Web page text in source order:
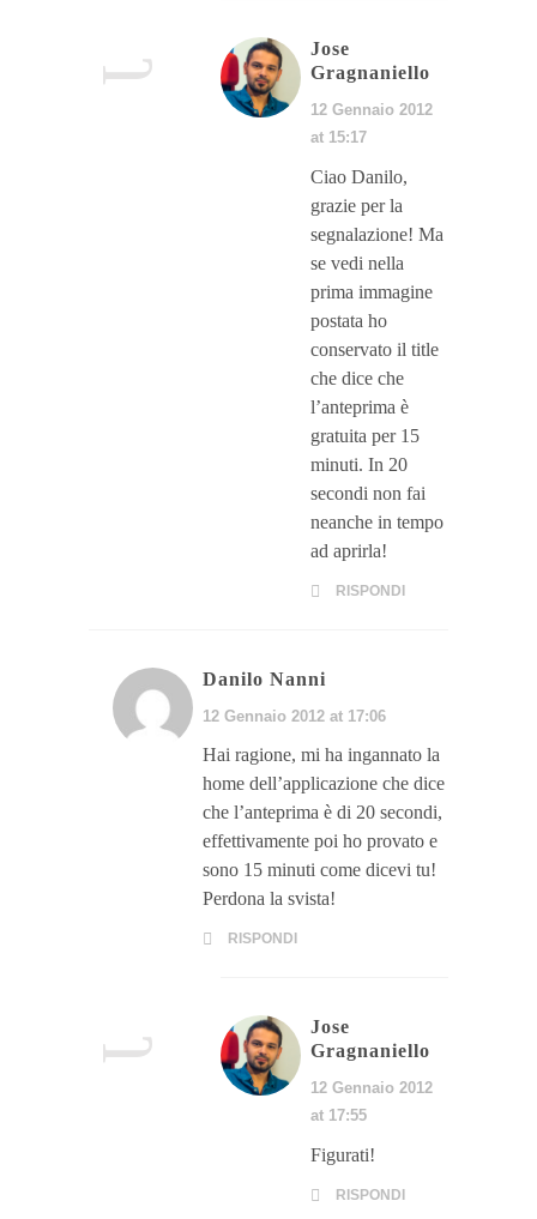
Jose
Gragnaniello
12 Gennaio 2012
at 15:17
Ciao Danilo,
grazie per la
segnalazione! Ma
se vedi nella
prima immagine
postata ho
conservato il title
che dice che
l’anteprima è
gratuita per 15
minuti. In 20
secondi non fai
neanche in tempo
ad aprirla!
RISPONDI
Danilo Nanni
12 Gennaio 2012 at 17:06
Hai ragione, mi ha ingannato la
home dell’applicazione che dice
che l’anteprima è di 20 secondi,
effettivamente poi ho provato e
sono 15 minuti come dicevi tu!
Perdona la svista!
RISPONDI
Jose
Gragnaniello
12 Gennaio 2012
at 17:55
Figurati!
RISPONDI